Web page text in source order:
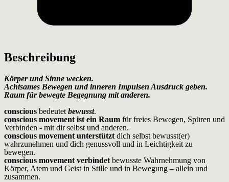
Beschreibung
Körper und Sinne wecken.
Achtsames Bewegen und inneren Impulsen Ausdruck geben.
Raum für bewegte Begegnung mit anderen.
conscious bedeutet bewusst.
conscious movement ist ein Raum für freies Bewegen, Spüren und
Verbinden - mit dir selbst und anderen.
conscious movement unterstützt dich selbst bewusst(er)
wahrzunehmen und dich genussvoll und in Leichtigkeit zu
bewegen.
conscious movement verbindet bewusste Wahrnehmung von
Körper, Atem und Geist in Stille und in Bewegung – allein und
zusammen.